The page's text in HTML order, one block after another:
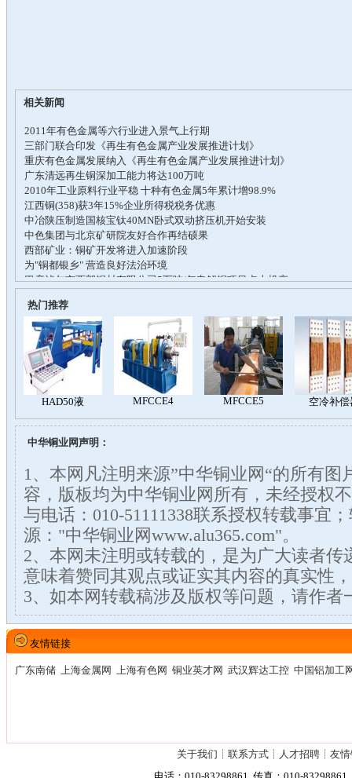
相关新闻
热门推荐
中华铜业网声明：
1、本网凡注明来源”中华铜业网“的所有图
容，版板均为中华铜业网所有，未经授权
与电话：010-51111338联系授权转载事宜
源："中华铜业网www.alu365.com"。
2、本网未注明或转载的，是为广大读者传
意味着赞同其观点或证实其内容的真实性
3、如本网转载稿涉及版权等问题，请作者